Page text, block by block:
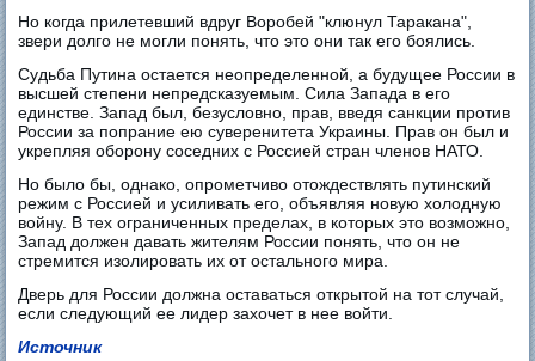
Но когда прилетевший вдруг Воробей "клюнул Таракана",
звери долго не могли понять, что это они так его боялись.
Судьба Путина остается неопределенной, а будущее России в
высшей степени непредсказуемым. Сила Запада в его
единстве. Запад был, безусловно, прав, введя санкции против
России за попрание ею суверенитета Украины. Прав он был и
укрепляя оборону соседних с Россией стран членов НАТО.
Но было бы, однако, опрометчиво отождествлять путинский
режим с Россией и усиливать его, объявляя новую холодную
войну. В тех ограниченных пределах, в которых это возможно,
Запад должен давать жителям России понять, что он не
стремится изолировать их от остального мира.
Дверь для России должна оставаться открытой на тот случай,
если следующий ее лидер захочет в нее войти.
Источник